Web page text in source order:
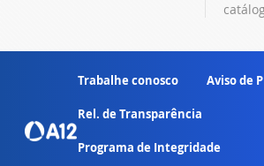
Trabalhe conosco Aviso de
Rel. de Transparência
Programa de Integridade